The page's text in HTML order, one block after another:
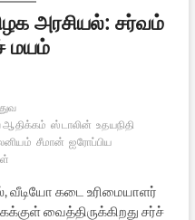
அரசியல்: சர்வம்
மயம்
ஆதிக்கம் ஸ்டாலின் உதயநிதி
சீமான் ஐரோப்பிய
வீடியோ கடை உரிமையாளர்
வைத்திருக்கிறது சர்ச்